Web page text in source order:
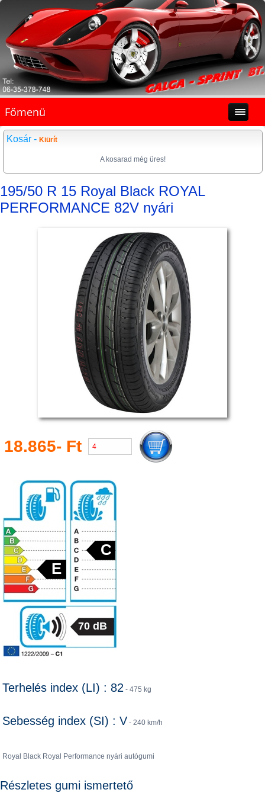
Főmenü
Kosár - Kiürít
A kosarad még üres!
195/50 R 15 Royal Black ROYAL
PERFORMANCE 82V nyári
18.865- Ft
E
C
70 dB
Terhelés index (LI) : 82 - 475 kg
Sebesség index (SI) : V - 240 km/h
Royal Black Royal Performance nyári autógumi
Részletes gumi ismertető